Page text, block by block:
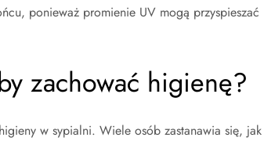
ponieważ promienie UV mogą przyspieszać
zachować higienę?
w sypialni. Wiele osób zastanawia się, jak